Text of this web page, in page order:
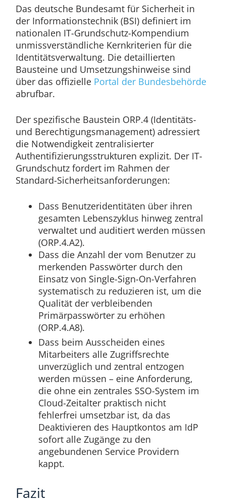
Das deutsche Bundesamt für Sicherheit in
der Informationstechnik (BSI) definiert im
nationalen IT-Grundschutz-Kompendium
unmissverständliche Kernkriterien für die
Identitätsverwaltung. Die detaillierten
Bausteine und Umsetzungshinweise sind
über das offizielle Portal der Bundesbehörde
abrufbar.
Der spezifische Baustein ORP.4 (Identitäts-
und Berechtigungsmanagement) adressiert
die Notwendigkeit zentralisierter
Authentifizierungsstrukturen explizit. Der IT-
Grundschutz fordert im Rahmen der
Standard-Sicherheitsanforderungen:
Dass Benutzeridentitäten über ihren
gesamten Lebenszyklus hinweg zentral
verwaltet und auditiert werden müssen
(ORP.4.A2).
Dass die Anzahl der vom Benutzer zu
merkenden Passwörter durch den
Einsatz von Single-Sign-On-Verfahren
systematisch zu reduzieren ist, um die
Qualität der verbleibenden
Primärpasswörter zu erhöhen
(ORP.4.A8).
Dass beim Ausscheiden eines
Mitarbeiters alle Zugriffsrechte
unverzüglich und zentral entzogen
werden müssen – eine Anforderung,
die ohne ein zentrales SSO-System im
Cloud-Zeitalter praktisch nicht
fehlerfrei umsetzbar ist, da das
Deaktivieren des Hauptkontos am IdP
sofort alle Zugänge zu den
angebundenen Service Providern
kappt.
Fazit